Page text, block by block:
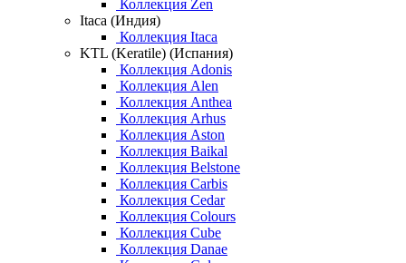
Коллекция Zen
Itaca (Индия)
Коллекция Itaca
KTL (Keratile) (Испания)
Коллекция Adonis
Коллекция Alen
Коллекция Anthea
Коллекция Arhus
Коллекция Aston
Коллекция Baikal
Коллекция Belstone
Коллекция Carbis
Коллекция Cedar
Коллекция Colours
Коллекция Cube
Коллекция Danae